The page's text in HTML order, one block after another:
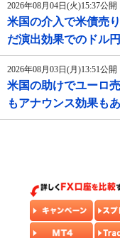
2026年08月04日(火)15:37公開
米国の介入で米債売
だ演出効果でのドル
2026年08月03日(月)13:51公開
米国の助けでユーロ
もアナウンス効果も